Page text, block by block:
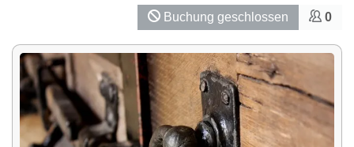
Buchung geschlossen 0